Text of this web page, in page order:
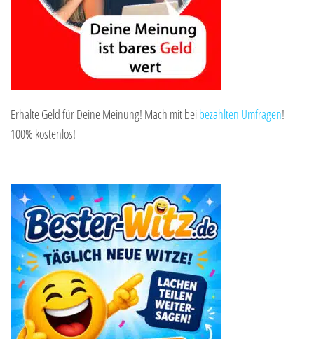
Erhalte Geld für Deine Meinung! Mach mit beibezahlten Umfragen!
100% kostenlos!